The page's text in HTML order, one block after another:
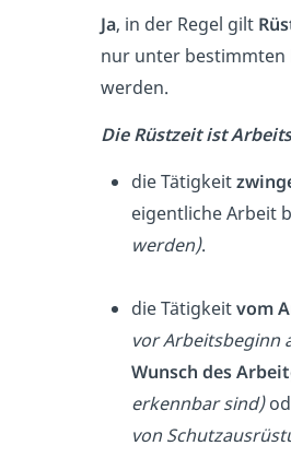
Ja, in der Regel gilt
nur unter bestimmten
werden.
Die Rüstzeit ist
die Tätigkeit
eigentliche Arbeit
werden).
die Tätigkeitvom
vor Arbeitsbeginn
Wunsch des
erkennbar sind)
von